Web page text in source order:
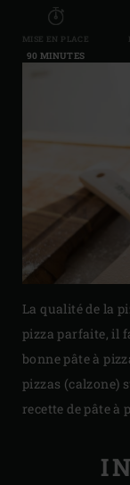
MISE EN PLACE
90 MINUTES
La qualité de la
pizza parfaite, il
bonne pâte à
pizzas (calzone)
recette de pâte à